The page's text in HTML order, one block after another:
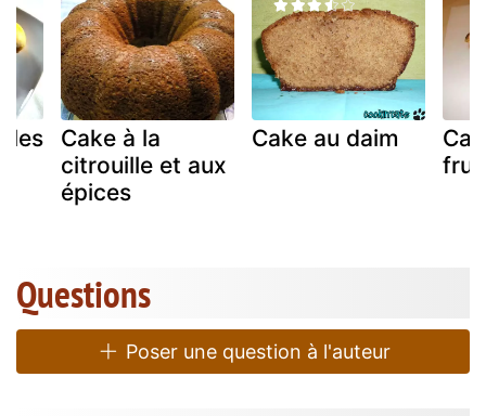
Cake à la
citrouille et aux
épices
Cake au daim
Questions
Poser une question à l'auteur